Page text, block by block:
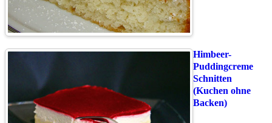
Himbeer-
Puddingcreme
Schnitten
(Kuchen ohne
Backen)